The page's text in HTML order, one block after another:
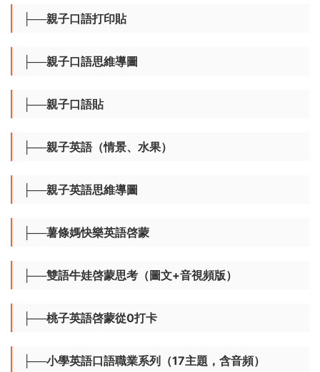
├──可樂媽無壓英語啓蒙
├──美國家庭萬用親子英文英語8000句
├──猛男英語妙妙屋
├──親子口語打印貼
├──親子口語思維導圖
├──親子口語貼
├──親子英語（情景、水果）
├──親子英語思維導圖
├──薯條媽快樂英語啓蒙